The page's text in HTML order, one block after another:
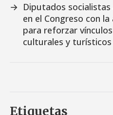
→ Diputados
en el Congreso con
para reforzar
culturales y turísticos
Etiquetas